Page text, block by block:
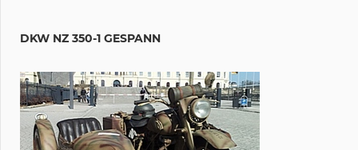
DKW NZ 350-1 GESPANN